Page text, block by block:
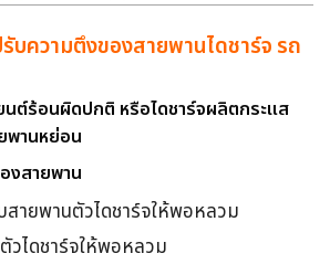
บความตึงของสายพานไดชาร์จ รถ
ต์ร้อนผิดปกติ หรือไดชาร์จผลิตกระแส
พานหย่อน
งสายพาน
สายพานตัวไดชาร์จให้พอหลวม
วไดชาร์จให้พอหลวม